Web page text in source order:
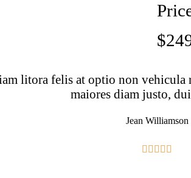
litora felis at optio non
maiores diam justo,
Jean Williamson
    